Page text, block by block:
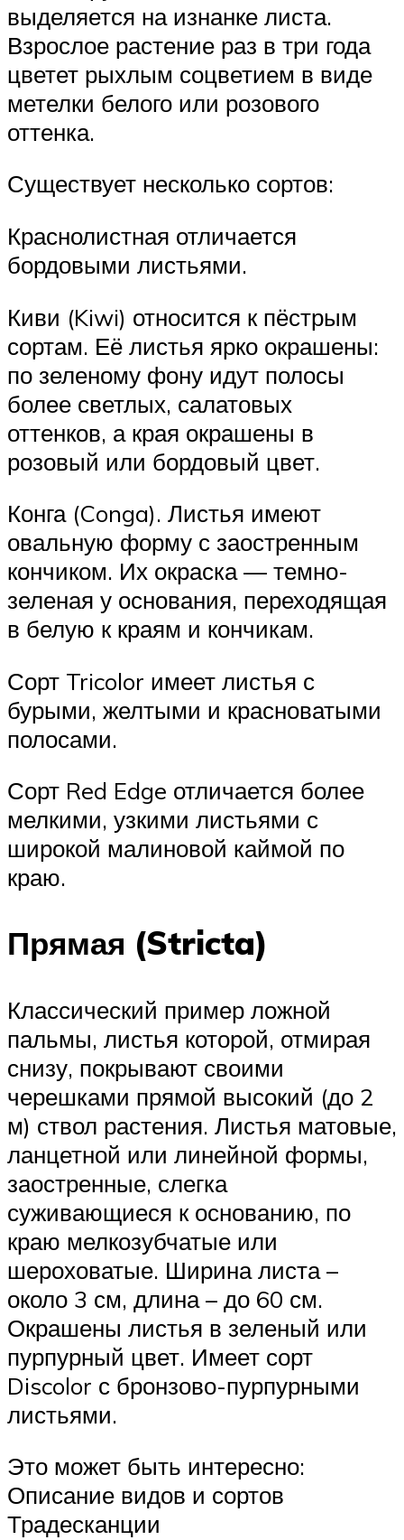
выделяется на изнанке листа.
Взрослое растение раз в три года
цветет рыхлым соцветием в виде
метелки белого или розового
оттенка.
Существует несколько сортов:
Краснолистная отличается
бордовыми листьями.
Киви (Kiwi) относится к пёстрым
сортам. Её листья ярко окрашены:
по зеленому фону идут полосы
более светлых, салатовых
оттенков, а края окрашены в
розовый или бордовый цвет.
Конга (Conga). Листья имеют
овальную форму с заостренным
кончиком. Их окраска — темно-
зеленая у основания, переходящая
в белую к краям и кончикам.
Сорт Tricolor имеет листья с
бурыми, желтыми и красноватыми
полосами.
Сорт Red Edge отличается более
мелкими, узкими листьями с
широкой малиновой каймой по
краю.
Прямая (Stricta)
Классический пример ложной
пальмы, листья которой, отмирая
снизу, покрывают своими
черешками прямой высокий (до 2
м) ствол растения. Листья матовые,
ланцетной или линейной формы,
заостренные, слегка
суживающиеся к основанию, по
краю мелкозубчатые или
шероховатые. Ширина листа –
около 3 см, длина – до 60 см.
Окрашены листья в зеленый или
пурпурный цвет. Имеет сорт
Discolor с бронзово-пурпурными
листьями.
Это может быть интересно:
Описание видов и сортов
Традесканции